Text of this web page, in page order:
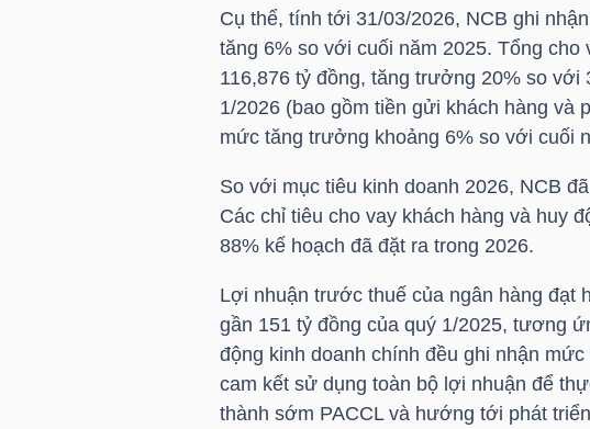
Cụ thể, tính tới 31/03/2026, NCB ghi
tăng 6% so với cuối năm 2025. Tổng
116,876 tỷ đồng, tăng trưởng 20% so với
1/2026 (bao gồm tiền gửi khách hàng và
mức tăng trưởng khoảng 6% so với cuối
So với mục tiêu kinh doanh 2026, NCB
Các chỉ tiêu cho vay khách hàng và huy
88% kế hoạch đã đặt ra trong 2026.
Lợi nhuận trước thuế của ngân hàng đạt
gần 151 tỷ đồng của quý 1/2025, tương
động kinh doanh chính đều ghi nhận
cam kết sử dụng toàn bộ lợi nhuận để
thành sớm PACCL và hướng tới phát